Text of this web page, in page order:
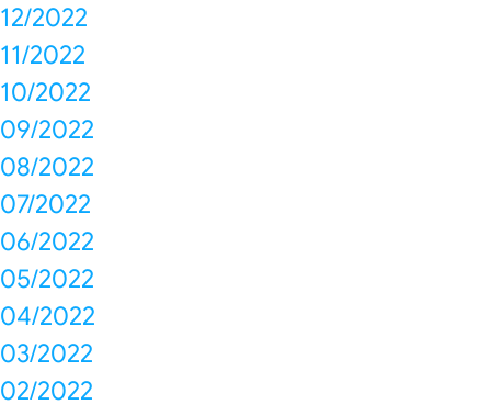
12/2022
11/2022
10/2022
09/2022
08/2022
07/2022
06/2022
05/2022
04/2022
03/2022
02/2022